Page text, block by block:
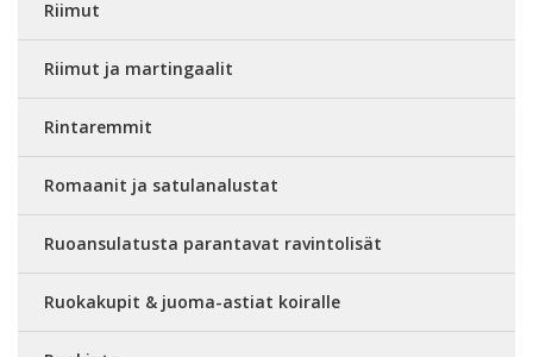
Riimut
Riimut ja martingaalit
Rintaremmit
Romaanit ja satulanalustat
Ruoansulatusta parantavat ravintolisät
Ruokakupit & juoma-astiat koiralle